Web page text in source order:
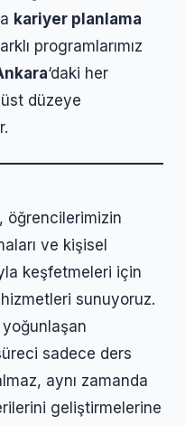
kariyer planlama
programlarımız
‘daki her
düzeye
öğrencilerimizin
ve kişisel
keşfetmeleri için
hizmetleri sunuyoruz.
yoğunlaşan
sadece ders
aynı zamanda
geliştirmelerine